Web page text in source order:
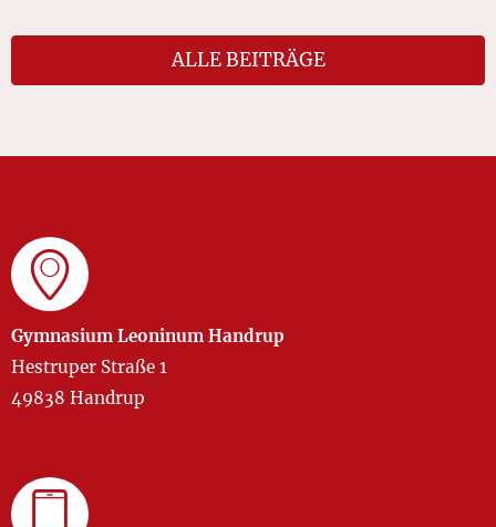
ALLE BEITRÄGE
Gymnasium Leoninum Handrup
Hestruper Straße 1
49838 Handrup